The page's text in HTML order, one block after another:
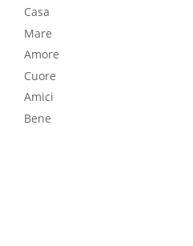
Casa
Mare
Amore
Cuore
Amici
Bene